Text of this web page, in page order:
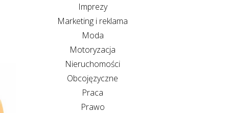
Imprezy
Marketing i reklama
Moda
Motoryzacja
Nieruchomości
Obcojęzyczne
Praca
Prawo